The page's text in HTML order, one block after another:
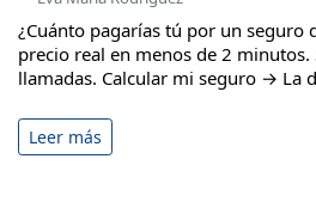
¿Cuánto pagarías tú por un seguro
precio real en menos de 2
llamadas. Calcular mi seguro → La
Leer más